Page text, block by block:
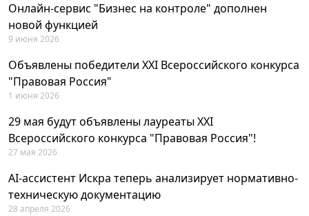
Онлайн-сервис "Бизнес на контроле" дополнен
новой функцией
9 июня 2026
Объявлены победители XXI Всероссийского конкурса
"Правовая Россия"
1 июня 2026
29 мая будут объявлены лауреаты XXI
Всероссийского конкурса "Правовая Россия"!
27 мая 2026
AI-ассистент Искра теперь анализирует нормативно-
техническую документацию
28 апреля 2026